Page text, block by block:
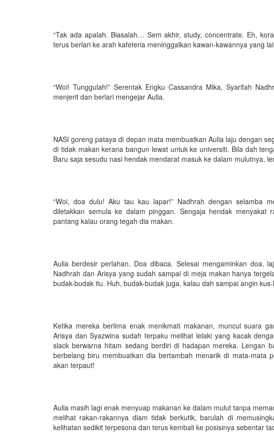
“Tak ada apalah. Biasalah… Sem akhir, study, concentrate. Eh,
terus berlari ke arah kafeteria meninggalkan kawan-kawannya yang
“Woi! Tunggulah!” Serentak Engku Cassandra Mika, Syarifah
menjerit dan berlari mengejar Aulia.
NASI goreng pataya di depan mata membuatkan Aulia laju dengan
di tidak makan kerana bangun lewat untuk ke universiti. Bila dah
Baru saja sesudu nasi hendak mendarat masuk ke dalam mulutnya,
“Woi, doa dulu! Aku tau kau lapar!” Nadhrah dengan selamba
diletakkan semula ke dalam pinggan. Sengaja hendak menyakat
pantang kalau orang tegah dia makan.
Aulia berdesir perlahan. Doa dibaca. Selesai mengaminkan doa,
Nadhrah dan Arisya yang sudah sampai di meja makan hanya
budak-budak itu. Huh, budak-budak juga, kalau dah sampai angin
Ketika mereka berlima enak menikmati makanan, muncul suara
Arisya dan Syazwina sudah terpaku melihat lelaki yang kacak
slack berwarna hitam sedang berdiri di hadapan mereka. Lengan
berbelang biru membuatkan dia bertambah menarik di mata-mata
akan terpaut!
Aulia masih lagi enak menyuap makanan ke dalam mulut tanpa
melihat rakan-rakannya diam tidak berkutik, barulah di
kelihatan sedikit terpesona dan terus kembali ke posisinya sebentar